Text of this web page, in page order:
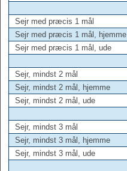
Sejr med præcis 1 mål
Sejr med præcis 1 mål, hjemme
Sejr med præcis 1 mål, ude
Sejr, mindst 2 mål
Sejr, mindst 2 mål, hjemme
Sejr, mindst 2 mål, ude
Sejr, mindst 3 mål
Sejr, mindst 3 mål, hjemme
Sejr, mindst 3 mål, ude